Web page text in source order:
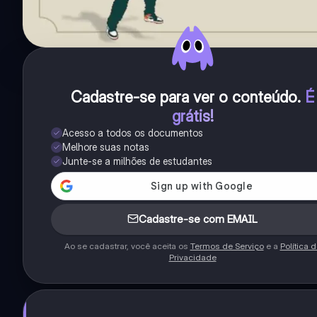
Cadastre-se para ver o conteúdo. É
grátis!
Acesso a todos os documentos
Melhore suas notas
Junte-se a milhões de estudantes
Cadastre-se com EMAIL
Ao se cadastrar, você aceita os Termos de Serviçoe a Política
Privacidade